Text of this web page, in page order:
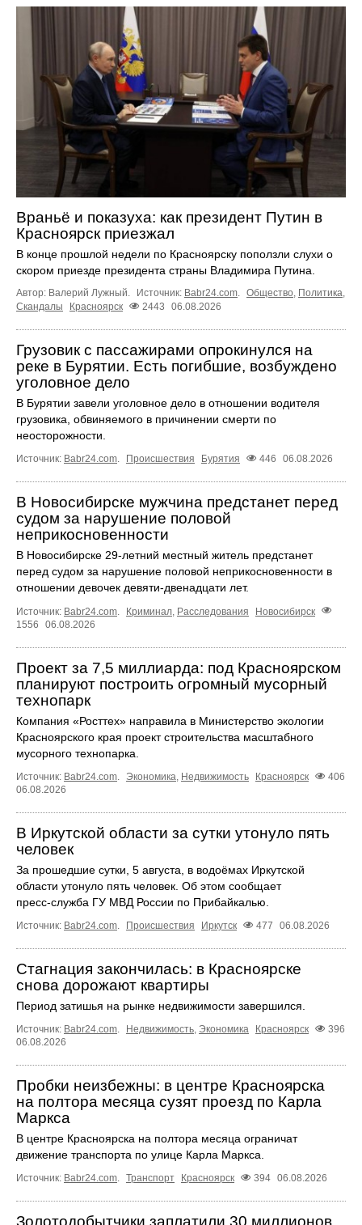
Враньё и показуха: как президент Путин в
Красноярск приезжал
В конце прошлой недели по Красноярску поползли слухи о
скором приезде президента страны Владимира Путина.
Автор: Валерий Лужный. Источник: Babr24.com. Общество, Политика,
Скандалы
Красноярск 2443 06.08.2026
Грузовик с пассажирами опрокинулся на
реке в Бурятии. Есть погибшие, возбуждено
уголовное дело
В Бурятии завели уголовное дело в отношении водителя
грузовика, обвиняемого в причинении смерти по
неосторожности.
Источник: Babr24.com. Происшествия Бурятия 446 06.08.2026
В Новосибирске мужчина предстанет перед
судом за нарушение половой
неприкосновенности
В Новосибирске 29-летний местный житель предстанет
перед судом за нарушение половой неприкосновенности в
отношении девочек девяти-двенадцати лет.
Источник: Babr24.com Криминал Расследования
Новосибирск
1556
06.08.2026
Проект за 7,5 миллиарда: под Красноярском
планируют построить огромный мусорный
технопарк
Компания «Росттех» направила в Министерство экологии
Красноярского края проект строительства масштабного
мусорного технопарка.
Источник: Babr24.com Экономика Недвижимость Красноярск
406
06.08.2026
В Иркутской области за сутки утонуло пять
человек
За прошедшие сутки, 5 августа, в водоёмах Иркутской
области утонуло пять человек. Об этом сообщает
пресс‑служба ГУ МВД России по Прибайкалью.
Источник: Babr24.com Происшествия Иркутск 477 06.08.2026
Стагнация закончилась: в Красноярске
снова дорожают квартиры
Период затишья на рынке недвижимости завершился.
Источник: Babr24.com. Недвижимость, Экономика Красноярск
396
06.08.2026
Пробки неизбежны: в центре Красноярска
на полтора месяца сузят проезд по Карла
Маркса
В центре Красноярска на полтора месяца ограничат
движение транспорта по улице Карла Маркса.
Источник: Babr24.com. Транспорт Красноярск 394 06.08.2026
Золотодобытчики заплатили 30 миллионов